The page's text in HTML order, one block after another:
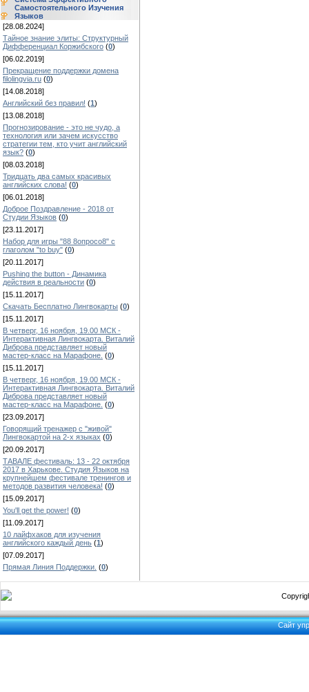
Самостоятельного Изучения
Языков
[28.08.2024]
Тайное знание элиты: Структурный
Дифференциал Коржибского (0)
[06.02.2019]
Прекращение поддержки домена
filolingvia.ru (0)
[14.08.2018]
Английский без правил! (1)
[13.08.2018]
Прогнозирование - это не чудо, а
технология или зачем искусство
стратегии тем, кто учит английский
язык? (0)
[08.03.2018]
Тридцать два самых красивых
английских слова! (0)
[06.01.2018]
Доброе Поздравление - 2018 от
Студии Языков (0)
[23.11.2017]
Набор для игры "88 8опросо8" с
глаголом "to buy" (0)
[20.11.2017]
Pushing the button - Динамика
действия в реальности (0)
[15.11.2017]
Скачать Бесплатно Лингвокарты (0)
[15.11.2017]
В четверг, 16 ноября, 19.00 МСК -
Интерактивная Лингвокарта. Виталий
Диброва представляет новый
мастер-класс на Марафоне. (0)
[15.11.2017]
В четверг, 16 ноября, 19.00 МСК -
Интерактивная Лингвокарта. Виталий
Диброва представляет новый
мастер-класс на Марафоне. (0)
[23.09.2017]
Говорящий тренажер с "живой"
Лингвокартой на 2-х языках (0)
[20.09.2017]
ТАВАЛЕ фестиваль: 13 - 22 октября
2017 в Харькове. Студия Языков на
крупнейшем фестивале тренингов и
методов развития человека! (0)
[15.09.2017]
You'll get the power! (0)
[11.09.2017]
10 лайфхаков для изучения
английского каждый день (1)
[07.09.2017]
Прямая Линия Поддержки. (0)
Сайт